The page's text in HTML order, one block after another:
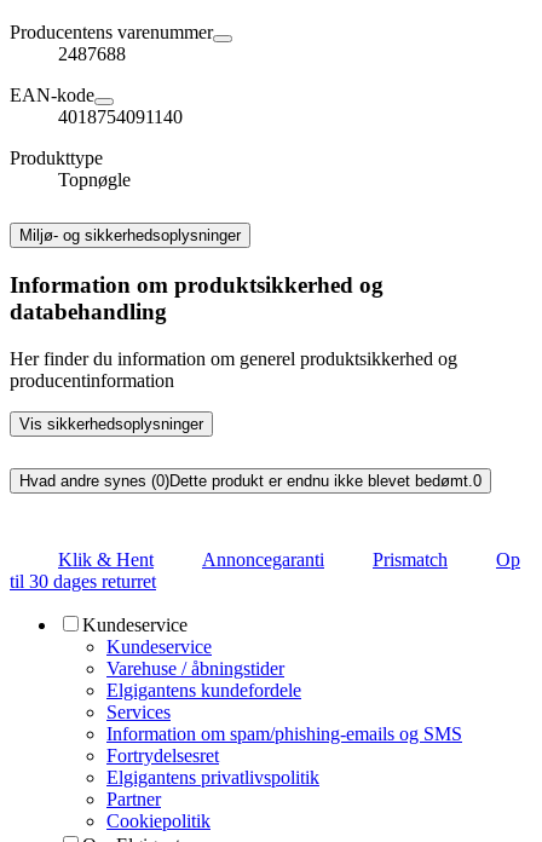
Producentens varenummer
2487688
EAN-kode
4018754091140
Produkttype
Topnøgle
Miljø- og sikkerhedsoplysninger
Information om produktsikkerhed og
databehandling
Her finder du information om generel produktsikkerhed og
producentinformation
Vis sikkerhedsoplysninger
Hvad andre synes (0)Dette produkt er endnu ikke blevet bedømt. 0
Klik & Hent Annoncegaranti Prismatch
Op
til 30 dages returret
Kundeservice
Kundeservice
Varehuse / åbningstider
Elgigantens kundefordele
Services
Information om spam/phishing-emails og SMS
Fortrydelsesret
Elgigantens privatlivspolitik
Partner
Cookiepolitik